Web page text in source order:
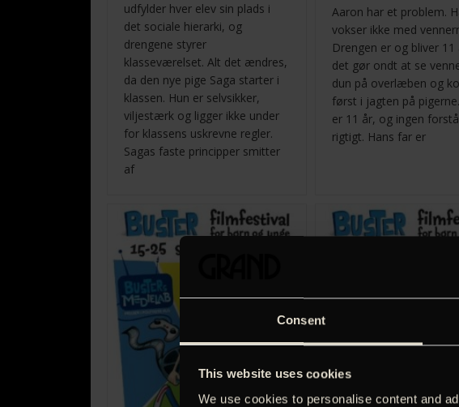
Consent
This website uses cookies
We use cookies to personalise content and
udfylder hver elev sin plads i
det sociale hierarki, og
drengene styrer
klasseværelset. Alt det ændres,
da den nye pige Saga starter i
klassen. Hun er selvsikker,
viljestærk og ligger ikke under
for klassens uskrevne regler.
Sagas faste principper smitter
af
Aaron har et problem.
vokser ikke med
Drengen er og bliver 11
det gør ondt at se
dun på overlæben og
først i jagten på
er 11 år, og ingen
rigtigt. Hans far er